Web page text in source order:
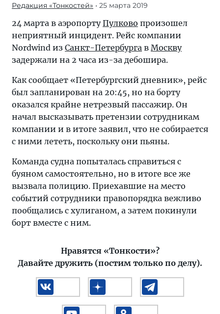
Редакция «Тонкостей» • 25 марта 2019
24 марта в аэропортуПулково произошел
неприятный инцидент. Рейс компании
Nordwind из Санкт-Петербурга в Москву
задержали на 2 часа из-за дебошира.
Как сообщает «Петербургский дневник», рейс
был запланирован на 20:45, но на борту
оказался крайне нетрезвый пассажир. Он
начал высказывать претензии сотрудникам
компании и в итоге заявил, что не собирается
с ними лететь, поскольку они пьяны.
Команда судна попыталась справиться с
буяном самостоятельно, но в итоге все же
вызвала полицию. Приехавшие на место
событий сотрудники правопорядка вежливо
пообщались с хулиганом, а затем покинули
борт вместе с ним.
Нравятся «Тонкости»?
Давайте дружить (постим только по делу).